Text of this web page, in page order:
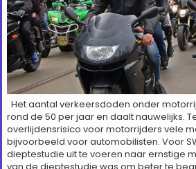
Het aantal verkeersdoden onder
rond de 50 per jaar en daalt nauwelijks.
overlijdensrisico voor motorrijders vele
bijvoorbeeld voor automobilisten. Voor
dieptestudie uit te voeren naar ernstige